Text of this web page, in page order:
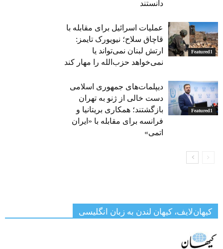
دانستند
Featured1
عملیات اسرائیل برای مقابله با
قاچاق سلاح؛ نیویورک تایمز:
ارتش لبنان نمی‌تواند یا
نمی‌خواهد حزب‌الله را مهار کند
Featured1
دیپلمات‌های جمهوری اسلامی
دست خالی از ژنو به تهران
بازگشتند؛ همکاری بریتانیا و
فرانسه برای مقابله با «ایران
اتمی»
کیهان‌لایف، کیهان لندن به زبان انگلیسی